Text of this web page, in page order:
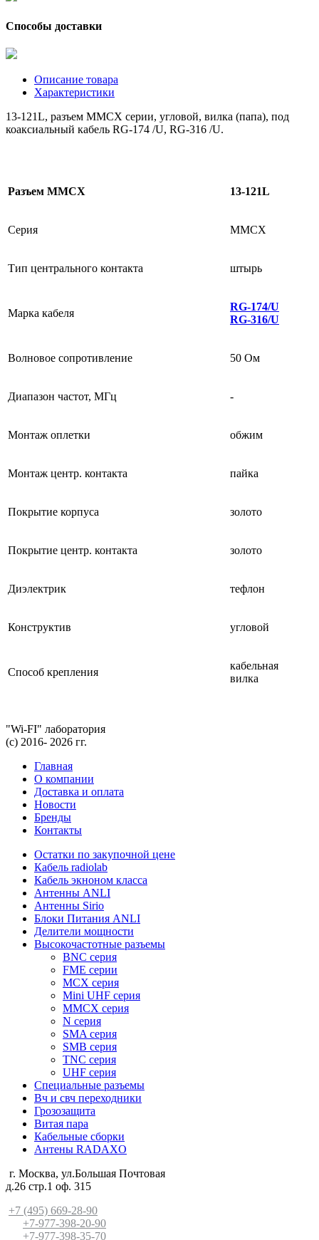
Способы доставки
Описание товара
Характеристики
13-121L, разъем MMCX серии, угловой, вилка (папа), под
коаксиальный кабель RG-174 /U, RG-316 /U.
Разъем MMCX 13-121L
Серия MMCX
Тип центрального контакта штырь
Марка кабеля
RG-174/U
RG-316/U
Волновое сопротивление 50 Ом
Диапазон частот, МГц -
Монтаж оплетки обжим
Монтаж центр. контакта пайка
Покрытие корпуса золото
Покрытие центр. контакта золото
Диэлектрик тефлон
Конструктив угловой
Способ крепления
кабельная
вилка
"Wi-FI" лаборатория
(с) 2016- 2026 гг.
Главная
О компании
Доставка и оплата
Новости
Бренды
Контакты
Остатки по закупочной цене
Кабель radiolab
Кабель экноном класса
Антенны ANLI
Антенны Sirio
Блоки Питания ANLI
Делители мощности
Высокочастотные разъемы
BNC серия
FME серии
MCX серия
Mini UHF серия
MMCX серия
N серия
SMA серия
SMB серия
TNC серия
UHF серия
Специальные разъемы
Вч и свч переходники
Грозозащита
Витая пара
Кабельные сборки
Антены RADAXO
г. Москва, ул.Большая Почтовая
д.26 стр.1 оф. 315
+7 (495) 669-28-90
+7-977-398-20-90
+7-977-398-35-70